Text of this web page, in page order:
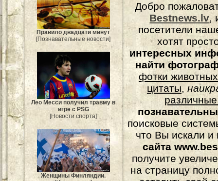
Правило двадцати минут
[Познавательные новости]
Лео Месси получил травму в
игре с PSG
[Новости спорта]
Женщины Финляндии.
Добро
Bestnews.lv,
посетители
хотят
интересных
найти
фотки животных
цитаты,
поисковые
что Вы искали и
сайта
получите
на страницу